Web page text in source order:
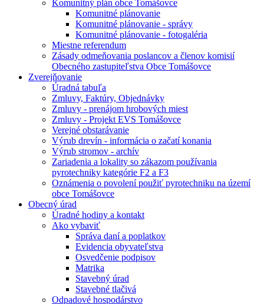
Komunitný plán obce Tomášovce
Komunitné plánovanie
Komunitné plánovanie - správy
Komunitné plánovanie - fotogaléria
Miestne referendum
Zásady odmeňovania poslancov a členov komisií
Obecného zastupiteľstva Obce Tomášovce
Zverejňovanie
Úradná tabuľa
Zmluvy, Faktúry, Objednávky
Zmluvy - prenájom hrobových miest
Zmluvy - Projekt EVS Tomášovce
Verejné obstarávanie
Výrub drevín - informácia o začatí konania
Výrub stromov - archív
Zariadenia a lokality so zákazom používania
pyrotechniky kategórie F2 a F3
Oznámenia o povolení použiť pyrotechniku na území
obce Tomášovce
Obecný úrad
Úradné hodiny a kontakt
Ako vybaviť
Správa daní a poplatkov
Evidencia obyvateľstva
Osvedčenie podpisov
Matrika
Stavebný úrad
Stavebné tlačivá
Odpadové hospodárstvo